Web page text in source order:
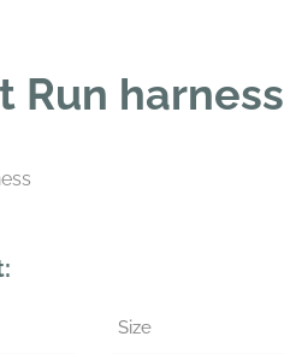
Run harness
Size